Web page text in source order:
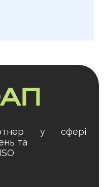
у сфері
та